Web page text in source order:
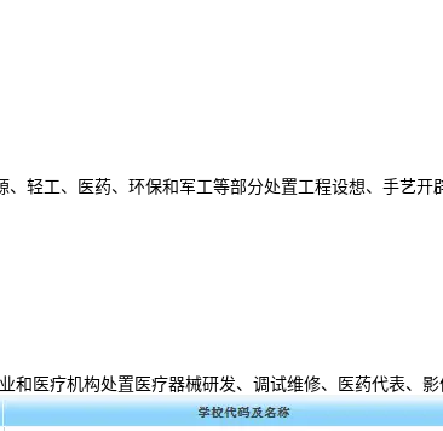
、轻工、医药、环保和军工等部分处置工程设想、手艺开
和医疗机构处置医疗器械研发、调试维修、医药代表、